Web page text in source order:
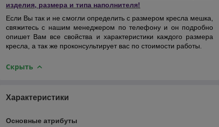
изделия, размера и типа наполнителя!
Если Вы так и не смогли определить с размером кресла мешка,
свяжитесь с нашим менеджером по телефону и он подробно
опишет Вам все свойства и характеристики каждого размера
кресла, а так же проконсультирует вас по стоимости работы.
Скрыть
Характеристики
Основные атрибуты